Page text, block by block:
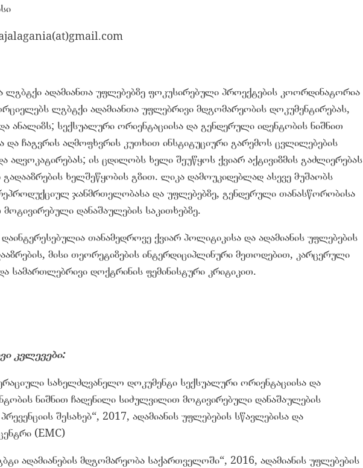
ლგბტქი ადამიანთა უფლებებზე ფოკუსირებული პროექტების კოორდინატორია
ლგბტქი ადამიანთა უფლებრივი მდგომარეობის დოკუმენტირებას,
ანალიზს; სექსუალური ორიენტაციისა და გენდერული იდენტობის ნიშნით
და ჩაგვრის აღმოფხვრის კუთხით ინსტიტუციური გარემოს ცვლილებების
ადვოკატირებას; ის ცდილობს ხელი შეუწყოს ქვიარ აქტივიზმის გაძლიერებას
ხელშეწყობის გზით. ლიკა დამოუკიდებლად ასევე მუშაობს
ჯანმრთელობასა და უფლებებზე, გენდერული თანასწორობისა
დანაშაულების საკითხებზე.
თანამედროვე ქვიარ პოლიტიკისა და ადამიანის უფლებების
მისი თეორეტიზების ინტერდიციპლინური მეთოდებით, კარცერული
სამართლებრივი დოქტრინის ფემინისტური კრიტიკით.
კვლევები:
სახელძღვანელო დოკუმენტი სექსუალური ორიენტაციისა და
ნიშნით ჩადენილი სიძულვილით მოტივირებული დანაშაულების
შესახებ“, 2017, ადამიანის უფლებების სწავლებისა და
(EMC)
ადამიანების მდგომარეობა საქართველოში“, 2016, ადამიანის უფლებების